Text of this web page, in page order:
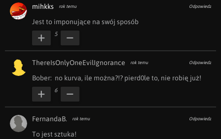
mihkks rok temu Odpowiedz
Jest to imponujące na swój sposób
5
ThereIsOnlyOneEvilIgnorance rok temu Odpowiedz
Bober:  no kurva, ile można?!? pierd0le to, nie robię już!
6
FernandaB. rok temu Odpowiedz
To jest sztuka!